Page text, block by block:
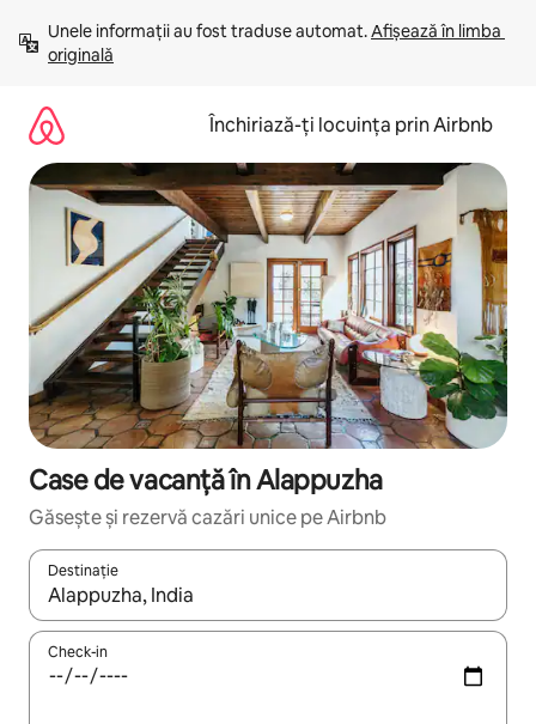
mergi
conținut
Unele informații au fost traduse automat. Afișează în limba
originală
Închiriază-ți locuința prin Airbnb
Case de vacanță în Alappuzha
Găsește și rezervă cazări unice pe Airbnb
Destinație
Când se încarcă rezultatele, navighează folosind tastele
Check-in